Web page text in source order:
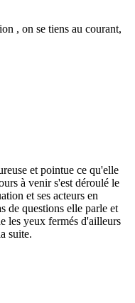
, on se tiens au courant,
et pointue ce qu'elle
à venir s'est déroulé le
et ses acteurs en
de questions elle parle et
les yeux fermés d'ailleurs
suite.